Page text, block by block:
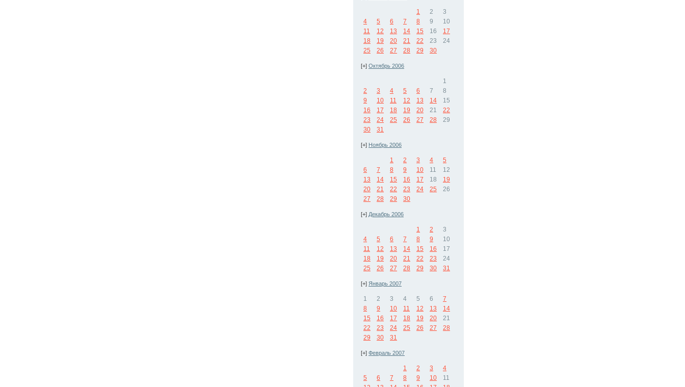
1 2
3
4
5 6 7 8 9
10
11
12 13 14 15 16
17
18
19 20 21 22 23
24
25
26 27 28 29 30
[+] Октябрь 2006
1
2
3 4 5 6 7
8
9
10 11 12 13 14
15
16
17 18 19 20 21
22
23
24 25 26 27 28
29
30
31
[+] Ноябрь 2006
1 2 3 4
5
6
7 8 9 10 11
12
13
14 15 16 17 18
19
20
21 22 23 24 25
26
27
28 29 30
[+] Декабрь 2006
1 2
3
4
5 6 7 8 9
10
11
12 13 14 15 16
17
18
19 20 21 22 23
24
25
26 27 28 29 30 31
[+] Январь 2007
1 2 3 4 5 6
7
8
9 10 11 12 13
14
15
16 17 18 19 20
21
22
23 24 25 26 27
28
29
30 31
[+] Февраль 2007
1 2 3
4
5
6 7 8 9 10
11